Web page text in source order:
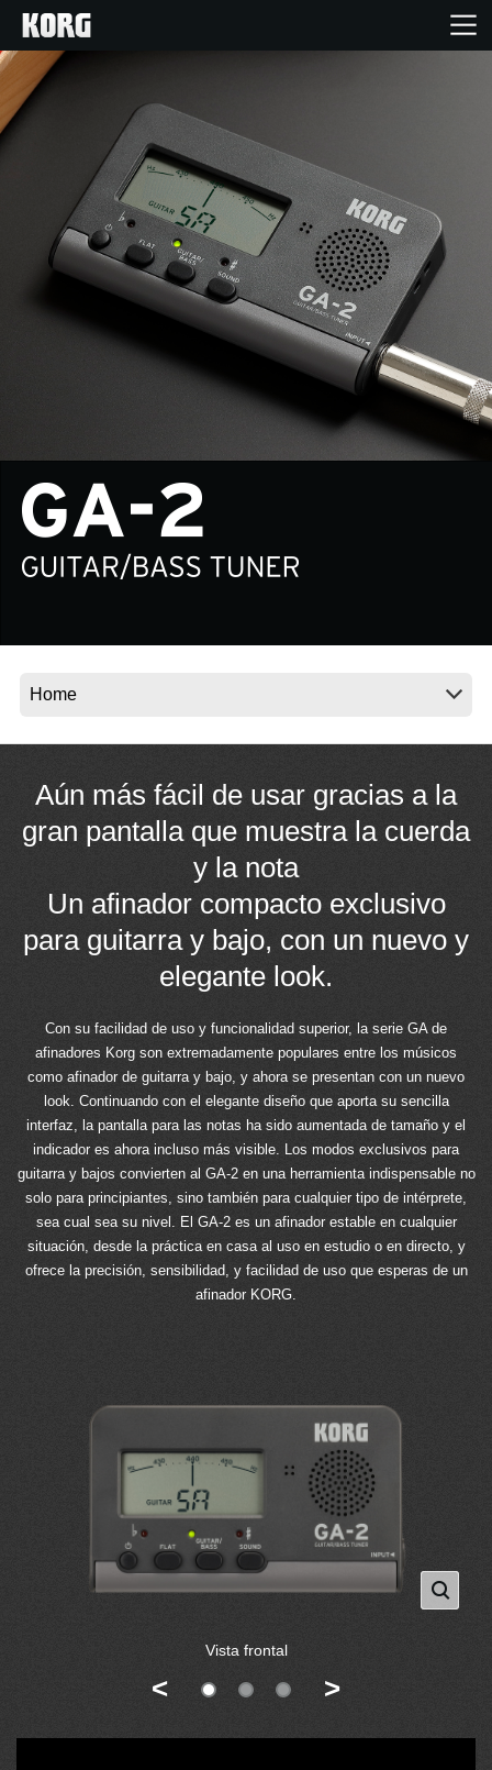
Productos
Características
Eventos
Noticias
Ubicación
Aún más fácil de usar gracias a la
gran pantalla que muestra la cuerda
y la nota
Un afinador compacto exclusivo
para guitarra y bajo, con un nuevo y
elegante look.
Con su facilidad de uso y funcionalidad superior, la serie GA de
afinadores Korg son extremadamente populares entre los músicos
como afinador de guitarra y bajo, y ahora se presentan con un nuevo
look. Continuando con el elegante diseño que aporta su sencilla
interfaz, la pantalla para las notas ha sido aumentada de tamaño y el
indicador es ahora incluso más visible. Los modos exclusivos para
guitarra y bajos convierten al GA-2 en una herramienta indispensable no
solo para principiantes, sino también para cualquier tipo de intérprete,
sea cual sea su nivel. El GA-2 es un afinador estable en cualquier
situación, desde la práctica en casa al uso en estudio o en directo, y
ofrece la precisión, sensibilidad, y facilidad de uso que esperas de un
afinador KORG.
Vista frontal
< >